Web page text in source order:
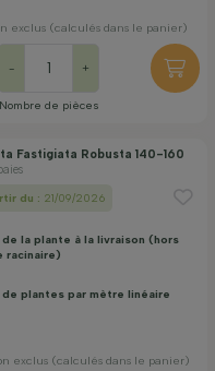
exclus (calculés dans le panier)
- +
Nombre de pièces
Fastigiata Robusta 140-160
du : 21/09/2026
la plante à la livraison (hors
racinaire)
de plantes par mètre linéaire
exclus (calculés dans le panier)